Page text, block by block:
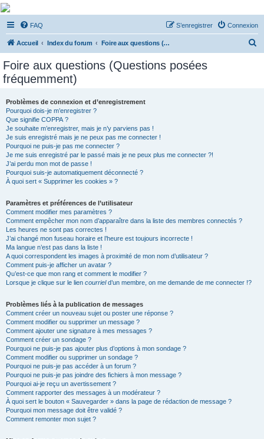
De Musicae Militari -
Forums
Forums de discussions
FAQ Connexion
S’enregistrer
Accueil Index du forum Foire aux questions (Questions posées fréquemment)
Foire aux questions (Questions posées
fréquemment)
Problèmes de connexion et d’enregistrement
Pourquoi dois-je m’enregistrer ?
Que signifie COPPA ?
Je souhaite m’enregistrer, mais je n’y parviens pas !
Je suis enregistré mais je ne peux pas me connecter !
Pourquoi ne puis-je pas me connecter ?
Je me suis enregistré par le passé mais je ne peux plus me connecter ?!
J’ai perdu mon mot de passe !
Pourquoi suis-je automatiquement déconnecté ?
À quoi sert « Supprimer les cookies » ?
Paramètres et préférences de l’utilisateur
Comment modifier mes paramètres ?
Comment empêcher mon nom d’apparaître dans la liste des membres connectés ?
Les heures ne sont pas correctes !
J’ai changé mon fuseau horaire et l’heure est toujours incorrecte !
Ma langue n’est pas dans la liste !
A quoi correspondent les images à proximité de mon nom d’utilisateur ?
Comment puis-je afficher un avatar ?
Qu’est-ce que mon rang et comment le modifier ?
Lorsque je clique sur le lien courrield’un membre, on me demande de me connecter !?
Problèmes liés à la publication de messages
Comment créer un nouveau sujet ou poster une réponse ?
Comment modifier ou supprimer un message ?
Comment ajouter une signature à mes messages ?
Comment créer un sondage ?
Pourquoi ne puis-je pas ajouter plus d’options à mon sondage ?
Comment modifier ou supprimer un sondage ?
Pourquoi ne puis-je pas accéder à un forum ?
Pourquoi ne puis-je pas joindre des fichiers à mon message ?
Pourquoi ai-je reçu un avertissement ?
Comment rapporter des messages à un modérateur ?
À quoi sert le bouton « Sauvegarder » dans la page de rédaction de message ?
Pourquoi mon message doit être validé ?
Comment remonter mon sujet ?